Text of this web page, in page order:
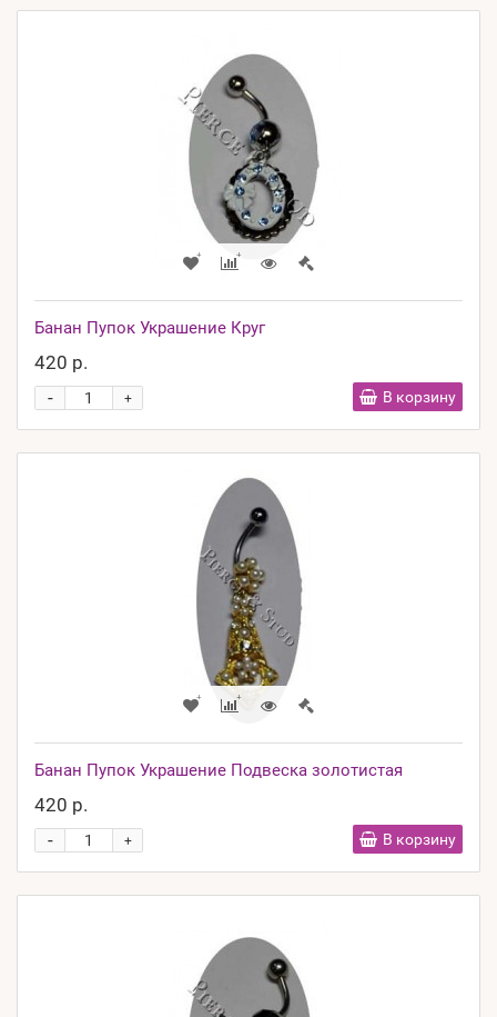
Банан Пупок Украшение Круг
420 р.
+
- В корзину
Банан Пупок Украшение Подвеска золотистая
420 р.
+
- В корзину